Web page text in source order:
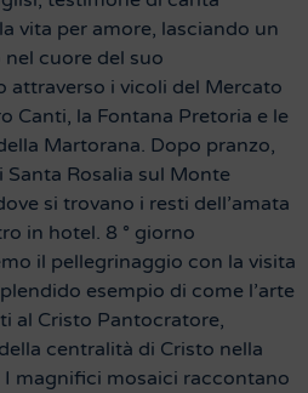
vita per amore, lasciando un
cuore del suo
attraverso i vicoli del Mercato
Canti, la Fontana Pretoria e le
Martorana. Dopo pranzo,
Rosalia sul Monte
si trovano i resti dell’amata
in hotel. 8 ° giorno
il pellegrinaggio con la visita
esempio di come l’arte
al Cristo Pantocratore,
centralità di Cristo nella
I magnifici mosaici raccontano